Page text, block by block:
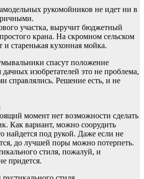
рукомойников не идет ни в
участка, выручит бюджетный
крана. На скромном сельском
и старенькая кухонная мойка.
спасут положение
изобретателей это не проблема,
справлялись. Решение есть, и не
момент нет возможности сделать
Как вариант, можно соорудить
найдется под рукой. Даже если не
до лучшей поры можно потерпеть.
стиля, пожалуй, и
придется.